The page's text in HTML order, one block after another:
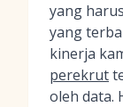
yang
yang
kinerja
perekrut
oleh data.